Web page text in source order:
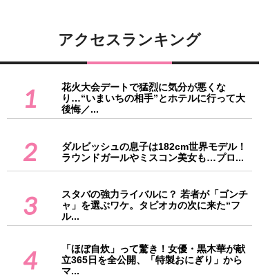
アクセスランキング
1
花火大会デートで猛烈に気分が悪くな
り…“いまいちの相手”とホテルに行って大
後悔／...
2
ダルビッシュの息子は182cm世界モデル！
ラウンドガールやミスコン美女も…プロ...
3
スタバの強力ライバルに？ 若者が「ゴンチ
ャ」を選ぶワケ。タピオカの次に来た“フ
ル...
4
「ほぼ自炊」って驚き！女優・黒木華が献
立365日を全公開、「特製おにぎり」から
マ...